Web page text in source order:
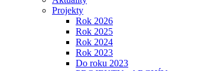
Projekty
Rok 2026
Rok 2025
Rok 2024
Rok 2023
Do roku 2023